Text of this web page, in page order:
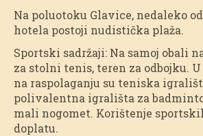
Na poluotoku Glavice, nedaleko od
hotela postoji nudistička plaža.
Sportski sadržaji: Na samoj obali
za stolni tenis, teren za odbojku.
na raspolaganju su teniska
polivalentna igrališta za
mali nogomet. Korištenje
doplatu.